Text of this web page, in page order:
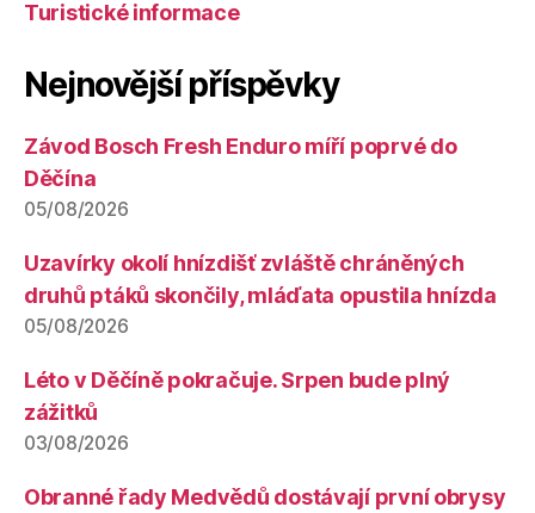
Turistické informace
Nejnovější příspěvky
Závod Bosch Fresh Enduro míří poprvé do
Děčína
05/08/2026
Uzavírky okolí hnízdišť zvláště chráněných
druhů ptáků skončily, mláďata opustila hnízda
05/08/2026
Léto v Děčíně pokračuje. Srpen bude plný
zážitků
03/08/2026
Obranné řady Medvědů dostávají první obrysy